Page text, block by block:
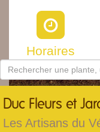
Horaires
Duc Fleurs et
Les Artisans du